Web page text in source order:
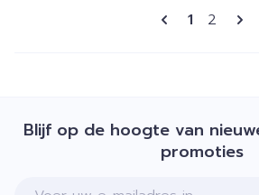
Pagina's
U lees
1 Pagina
2
Blijf op de hoogte van
promoties
E-mail adres